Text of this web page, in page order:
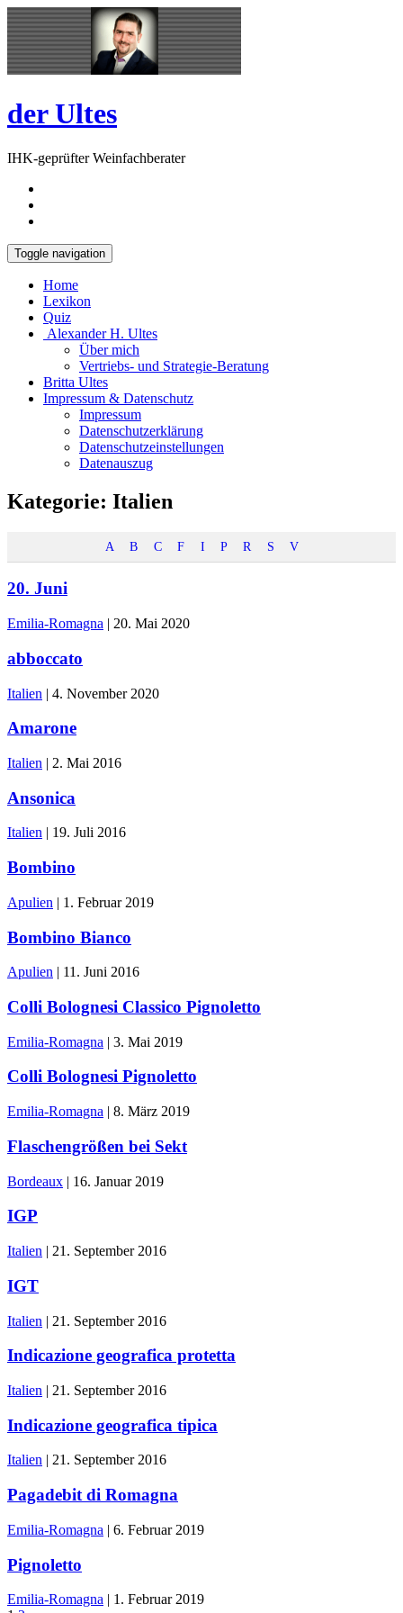
Skip
to
content
Open
Sidebar
der Ultes
IHK-geprüfter Weinfachberater
Toggle navigation
Home
Lexikon
Quiz
Alexander H. Ultes
Über mich
Vertriebs- und Strategie-Beratung
Britta Ultes
Impressum & Datenschutz
Impressum
Datenschutzerklärung
Datenschutzeinstellungen
Datenauszug
Kategorie: Italien
A B C F I P R S V
20. Juni
Emilia-Romagna | 20. Mai 2020
abboccato
Italien | 4. November 2020
Amarone
Italien | 2. Mai 2016
Ansonica
Italien | 19. Juli 2016
Bombino
Apulien | 1. Februar 2019
Bombino Bianco
Apulien | 11. Juni 2016
Colli Bolognesi Classico Pignoletto
Emilia-Romagna | 3. Mai 2019
Colli Bolognesi Pignoletto
Emilia-Romagna | 8. März 2019
Flaschengrößen bei Sekt
Bordeaux | 16. Januar 2019
IGP
Italien | 21. September 2016
IGT
Italien | 21. September 2016
Indicazione geografica protetta
Italien | 21. September 2016
Indicazione geografica tipica
Italien | 21. September 2016
Pagadebit di Romagna
Emilia-Romagna | 6. Februar 2019
Pignoletto
Emilia-Romagna | 1. Februar 2019